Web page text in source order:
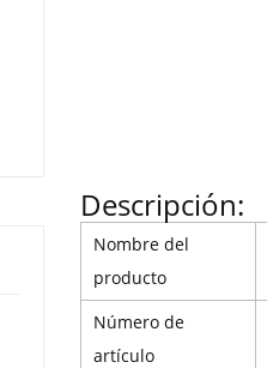
Descripción:
Nombre del
producto
Número de
artículo